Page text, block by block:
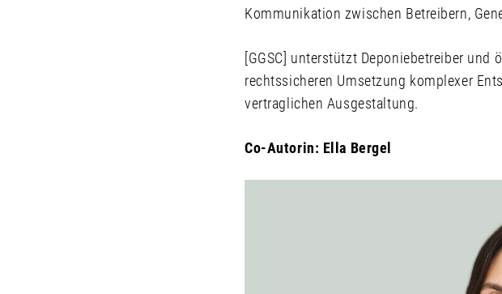
Kommunikation zwischen Betreibern,
[GGSC] unterstützt Deponiebetreiber
rechtssicheren Umsetzung komplexer
vertraglichen Ausgestaltung.
Co-Autorin: Ella Bergel